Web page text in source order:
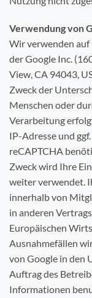
Verwendung von
Wir verwenden
der Google Inc.
View, CA 94043,
Zweck der
Menschen oder
Verarbeitung
IP-Adresse und
reCAPTCHA
Zweck wird Ihre
weiter verwendet.
innerhalb von
in anderen
Europäischen
Ausnahmefällen
von Google in den
Auftrag des
Informationen